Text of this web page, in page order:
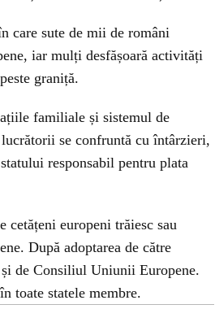
care sute de mii de români
iar mulți desfășoară activități
graniță.
familiale și sistemul de
se confruntă cu întârzieri,
responsabil pentru plata
europeni trăiesc sau
După adoptarea de către
de Consiliul Uniunii Europene.
toate statele membre.